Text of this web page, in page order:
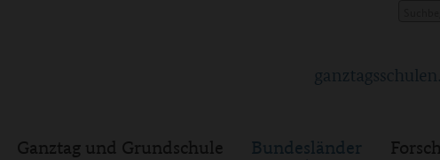
Ganztag und Grundschule Bundesländer